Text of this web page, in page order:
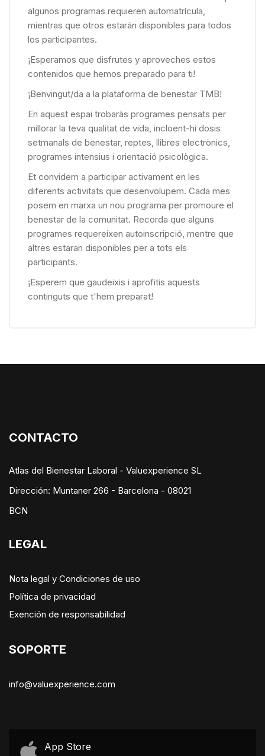
algunos programas requieren automatrícula,
mientras que otros estarán disponibles para todos
los participantes.
¡Esperamos que disfrutes y aproveches estos
contenidos que hemos preparado para ti!
¡Benvingut/da a la plataforma de benestar TMB!
En aquest espai trobaràs programes pensats per
millorar la teva qualitat de vida, incloent-hi dosis
setmanals de benestar, reptes, llibres electrònics,
programes intensius i orientació psicològica.
Et convidem a participar activament en les
diferents activitats que desenvolupem. Cada mes
posem en marxa un nou programa per promoure el
benestar de la comunitat. Recorda que alguns
programes requereixen autoinscripció, mentre que
altres estaran disponibles per a tots els
participants.
¡Esperem que gaudeixis i aprofitis aquests
continguts que t'hem preparat!
CONTACTO
Atlas del Bienestar Laboral - Valuexperience SL
Dirección: Muntaner 266 - Barcelona - 08021
BCN
LEGAL
Nota legal y Condiciones de uso
Política de privacidad
Exención de responsabilidad
SOPORTE
info@valuexperience.com
App Store